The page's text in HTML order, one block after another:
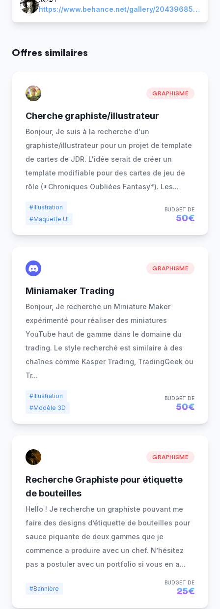
https://www.behance.net/gallery/204396857/Portoflio-Defka
Offres similaires
GRAPHISME
Cherche graphiste/illustrateur
Bonjour, Je suis à la recherche d'un
graphiste/illustrateur pour un projet de template
de cartes de JDR. L'idée serait de créer un
template modifiable pour des cartes de jeu de
rôle (*Chroniques Oubliées Fantasy*). Les...
#Illustration
#Maquette UI
BUDGET DE
50€
GRAPHISME
Miniamaker Trading
Bonjour, Je recherche un Miniature Maker
expérimenté pour réaliser des miniatures
YouTube haut de gamme dans le domaine du
trading. Le style recherché est similaire à des
chaînes comme Kasper Trading, TradingGeek ou
Tr...
#Illustration
#Modèle 3D
BUDGET DE
50€
GRAPHISME
Recherche Graphiste pour étiquette
de bouteilles
Hello ! Je recherche un graphiste pouvant me
faire des designs d’étiquette de bouteilles pour
sauce piquante de deux gammes que je
commence a produire avec un chef. N’hésitez
pas a postuler avec un portfolio si vous en a...
#Bannière
BUDGET DE
25€